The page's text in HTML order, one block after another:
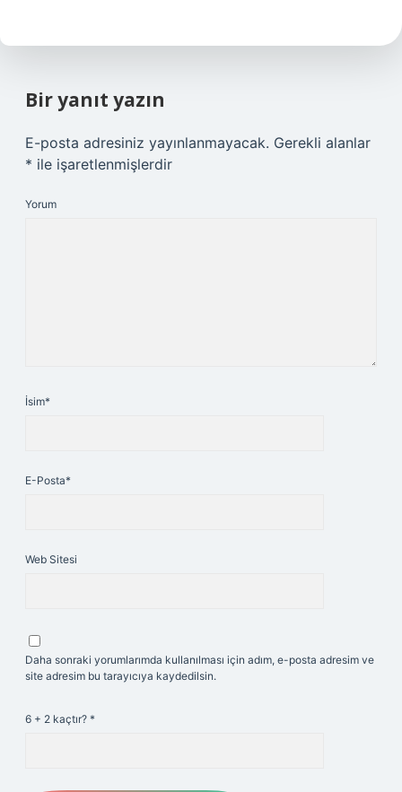
Bir yanıt yazın
E-posta adresiniz yayınlanmayacak. Gerekli alanlar
* ile işaretlenmişlerdir
Yorum
İsim*
E-Posta*
Web Sitesi
Daha sonraki yorumlarımda kullanılması için adım, e-posta adresim ve
site adresim bu tarayıcıya kaydedilsin.
6 + 2 kaçtır? *